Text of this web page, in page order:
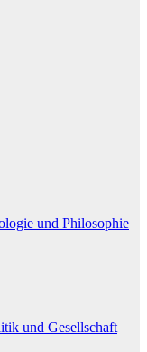
und Philosophie
und Gesellschaft